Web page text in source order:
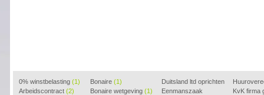
0% winstbelasting (1)
Arbeidscontract (2)
Bonaire (1)
Bonaire wetgeving (1)
Duitsland ltd oprichten
(2)
Eenmanszaak
KvK firma